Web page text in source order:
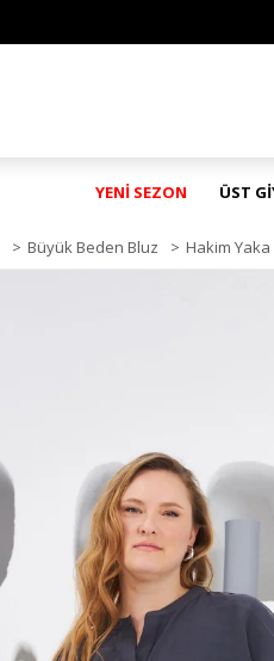
YENİ SEZON ÜST
> Büyük Beden Bluz > Hakim